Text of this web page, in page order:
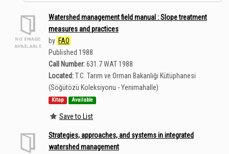
Watershed management field manual : Slope treatment
measures and practices
by FAO
Published 1988
Call Number:631.7 WAT 1988
Located:T.C. Tarım ve Orman Bakanlığı Kütüphanesi
(Söğütözü Koleksiyonu - Yenimahalle)
Kitap Available
Save to List
Strategies, approaches, and systems in integrated
watershed management